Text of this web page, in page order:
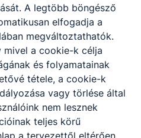
Technikum,
Szekszárd, Palánk
Mezőgazdasági
oktatót keres teljes
A legtöbb böngésző
elfogadja a
megváltoztathatók.
mivel a cookie-k célja
és folyamatainak
tétele, a cookie-k
vagy törlése által
nem lesznek
teljes körű
a tervezettől eltérően